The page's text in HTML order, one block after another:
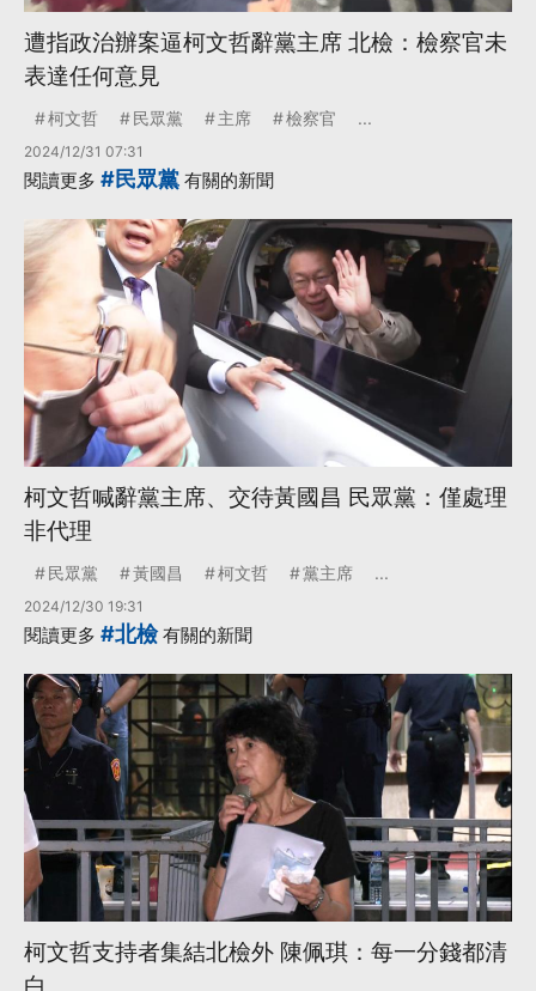
遭指政治辦案逼柯文哲辭黨主席 北檢：檢察官未
表達任何意見
柯文哲 民眾黨 主席 檢察官 ...
2024/12/31 07:31
閱讀更多 #民眾黨 有關的新聞
​​柯文哲喊辭黨主席、交待黃國昌 民眾黨：僅處理
非代理
民眾黨 黃國昌 柯文哲 黨主席 ...
2024/12/30 19:31
閱讀更多 #北檢有關的新聞
柯文哲支持者集結北檢外 陳佩琪：每一分錢都清
白